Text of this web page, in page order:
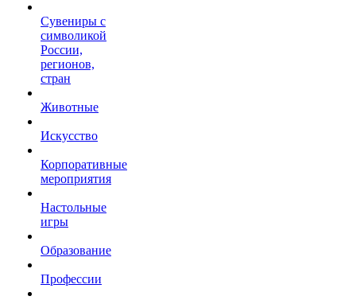
Сувениры с
символикой
России,
регионов,
стран
Животные
Искусство
Корпоративные
мероприятия
Настольные
игры
Образование
Профессии